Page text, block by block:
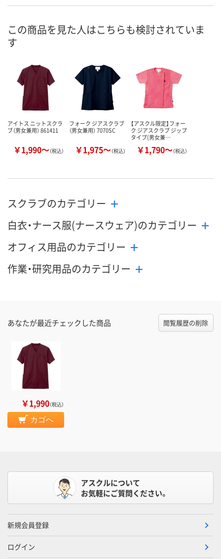
号
お届け日
数量
カゴへ
数量
カゴへ
この商品を見た人はこちらも検討されていま
す
アイトス ニットスクラ
ブ（男女兼用） 861411
￥1,990～（税込）
フォーク ジアスクラブ
（男女兼用） 7070SC
￥1,975～（税込）
【アスクル限定】フォー
ク ジアスクラブ ジップ
タイプ(男女兼…
￥1,790～（税込）
スクラブのカテゴリー
白衣・ナース服(ナースウェア)のカテゴリー
オフィス用品のカテゴリー
作業・研究用品のカテゴリー
あなたが最近チェックした商品 閲覧履歴の削除
￥1,990（税込）
カゴへ
アスクルについて
お気軽にご質問ください。
新規会員登録
ログイン